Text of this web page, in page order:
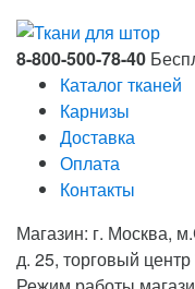
8-800-500-78-40
Каталог тканей
Карнизы
Доставка
Оплата
Контакты
Магазин: г. Москва,
д. 25, торговый